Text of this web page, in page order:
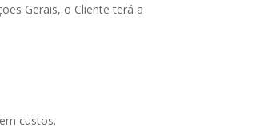
Gerais, o Cliente terá a
custos.